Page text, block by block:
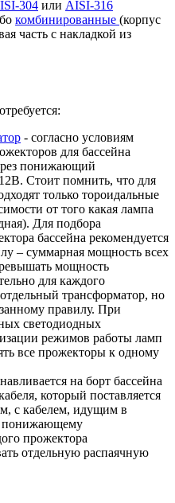
304 или AISI-316
комбинированные (корпус
часть с накладкой из
- согласно условиям
для бассейна
понижающий
Стоит помнить, что для
только тороидальные
от того какая лампа
Для подбора
бассейна рекомендуется
– суммарная мощность всех
мощность
для каждого
трансформатор, но
правилу. При
светодиодных
режимов работы ламп
все прожекторы к одному
на борт бассейна
который поставляется
с кабелем, идущим в
понижающему
прожектора
отдельную распаячную